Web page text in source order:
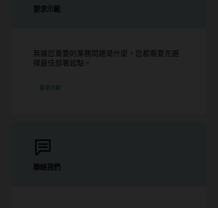
要求示範
無論您重要的業務問題是什麼，您都需要先選
擇最佳部署起點。
要求示範
聯絡我們